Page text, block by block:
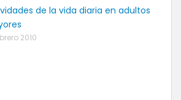
de la vida diaria en adultos
2010